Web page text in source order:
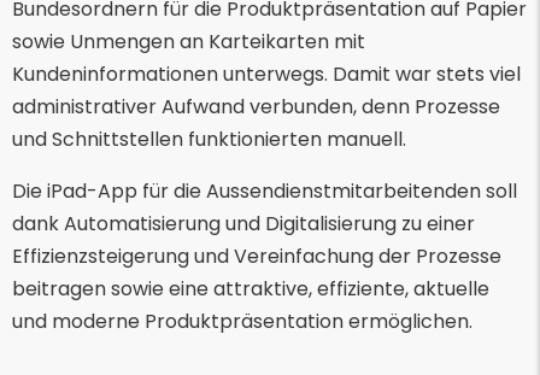
Bundesordnern für die Produktpräsentation auf Papier
sowie Unmengen an Karteikarten mit
Kundeninformationen unterwegs. Damit war stets viel
administrativer Aufwand verbunden, denn Prozesse
und Schnittstellen funktionierten manuell.
Die iPad-App für die Aussendienstmitarbeitenden soll
dank Automatisierung und Digitalisierung zu einer
Effizienzsteigerung und Vereinfachung der Prozesse
beitragen sowie eine attraktive, effiziente, aktuelle
und moderne Produktpräsentation ermöglichen.